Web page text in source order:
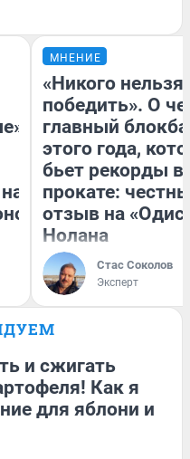
МНЕНИЕ
«Никого нельзя
победить». О
главный
этого года,
бьет рекорды в
прокате:
отзыв на
Нолана
Стас Соколов
Эксперт
и сжигать
Как я
для яблони и